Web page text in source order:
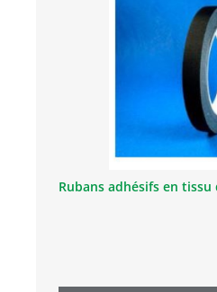
Rubans adhésifs en tissu